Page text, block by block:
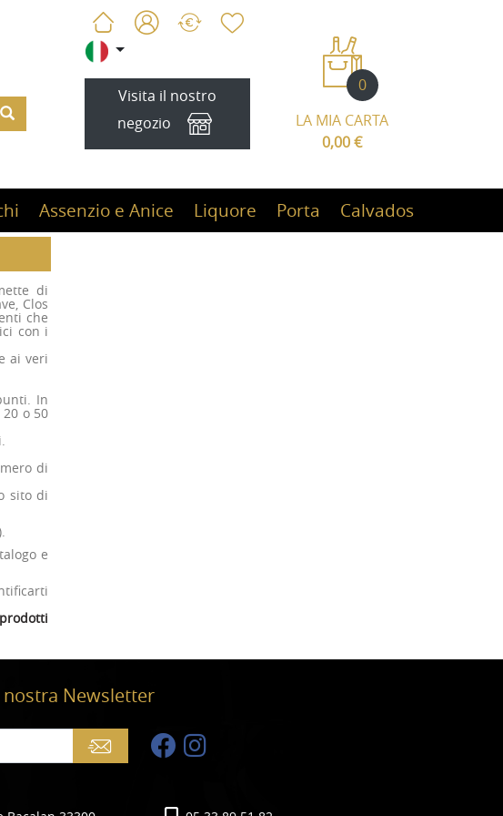
Visita il nostro
negozio
0
LA MIA CARTA
0,00 €
Assenzio e Anice Liquore Porta Calvados
di
Clos
che
con i
ai veri
In
o 50
di
sito di
e
Newsletter